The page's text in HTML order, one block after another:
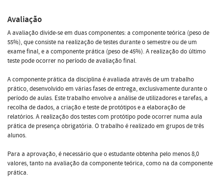
Avaliação
A avaliação divide-se em duas componentes: a componente teórica (peso de
55%), que consiste na realização de testes durante o semestre ou de um
exame final, e a componente prática (peso de 45%). A realização do último
teste pode ocorrer no período de avaliação final.
A componente prática da disciplina é avaliada através de um trabalho
prático, desenvolvido em várias fases de entrega, exclusivamente durante o
período de aulas. Este trabalho envolve a análise de utilizadores e tarefas, a
recolha de dados, a criação e teste de protótipos e a elaboração de
relatórios. A realização dos testes com protótipo pode ocorrer numa aula
prática de presença obrigatória. O trabalho é realizado em grupos de três
alunos.
Para a aprovação, é necessário que o estudante obtenha pelo menos 8,0
valores, tanto na avaliação da componente teórica, como na da componente
prática.